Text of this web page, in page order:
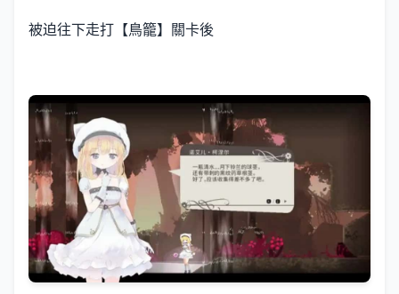
被迫往下走打【鳥籠】關卡後